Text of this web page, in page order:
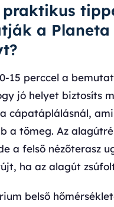
praktikus
a Planeta
15 perccel a
jó helyet biztosíts
cápatáplálásnál,
a tömeg. Az
a felső nézőterasz
ha az alagút
belső